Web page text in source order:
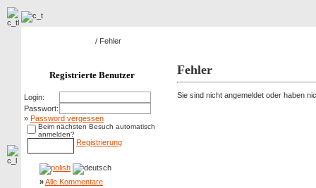
/ Fehler
Registrierte Benutzer
Login:
Passwort:
» Password vergessen
Beim nächsten Besuch automatisch
anmelden?
Registrierung
»Alle Kommentare
Fehler
Sie sind nicht angemeldet oder haben